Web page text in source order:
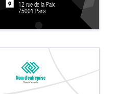
12 rue de la Paix
75001 Paris
Nom d'entreprise
Phrase d'accroche